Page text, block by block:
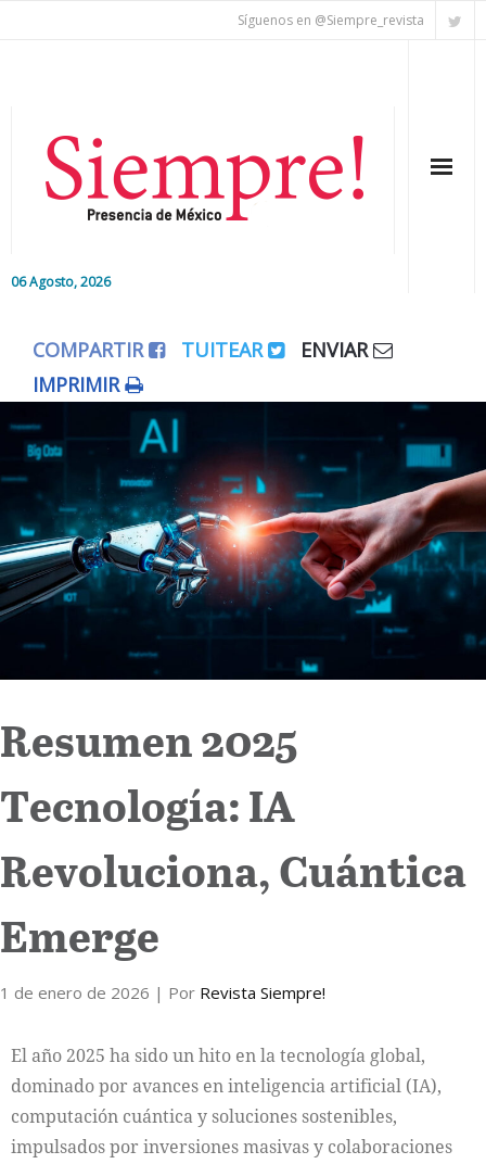
Síguenos en @Siempre_revista
06 Agosto, 2026
Editorial
Colaboradores
Internacional
Cultura
COMPARTIR TUITEAR
ENVIAR
IMPRIMIR
Resumen 2025
Tecnología: IA
Revoluciona, Cuántica
Emerge
1 de enero de 2026 | Por Revista Siempre!
El año 2025 ha sido un hito en la tecnología global,
dominado por avances en inteligencia artificial (IA),
computación cuántica y soluciones sostenibles,
impulsados por inversiones masivas y colaboraciones